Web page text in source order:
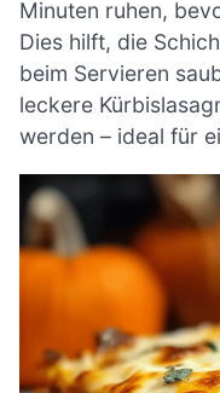
Minuten ruhen,
Dies hilft, die
beim Servieren
leckere
werden – ideal für